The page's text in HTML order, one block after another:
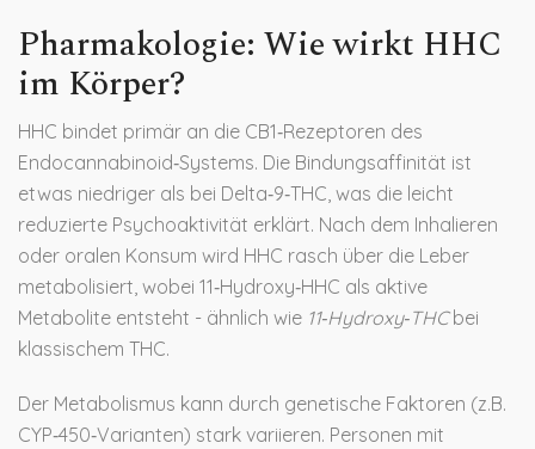
Pharmakologie: Wie wirkt HHC
im Körper?
HHC bindet primär an die CB1‑Rezeptoren des
Endocannabinoid‑Systems. Die Bindungsaffinität ist
etwas niedriger als bei Delta‑9‑THC, was die leicht
reduzierte Psychoaktivität erklärt. Nach dem Inhalieren
oder oralen Konsum wird HHC rasch über die Leber
metabolisiert, wobei 11‑Hydroxy‑HHC als aktive
Metabolite entsteht - ähnlich wie 11‑Hydroxy‑THCbei
klassischem THC.
Der Metabolismus kann durch genetische Faktoren (z.B.
CYP‑450‑Varianten) stark variieren. Personen mit